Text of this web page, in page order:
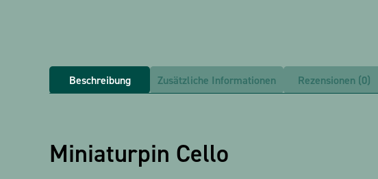
Beschreibung Zusätzliche Informationen Rezensionen (0)
Miniaturpin Cello